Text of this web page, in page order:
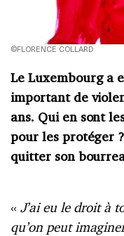
©FLORENCE COLLARD
Le Luxembourg a
important de
ans. Qui en sont
pour les protéger
quitter son
« J’ai eu le droit à
qu’on peut